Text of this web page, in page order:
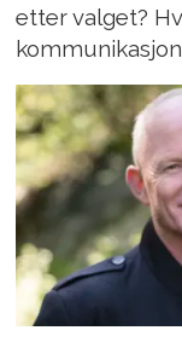
etter valget?